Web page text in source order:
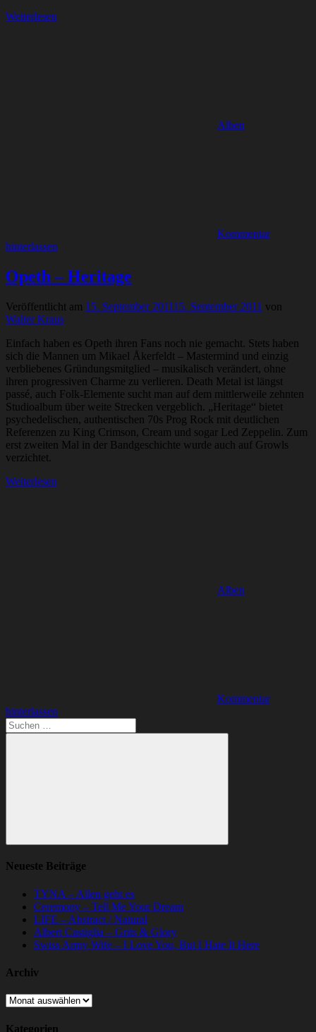
Weiterlesen
Alben
Kommentar
hinterlassen
Opeth – Heritage
Veröffentlicht am 15. September 201115. September 2011 von
Walter Kraus
Einfach haben es Opeth ihren Fans noch nie gemacht. Stets haben
sich die Mannen um Mikael Åkerfeldt – Mastermind und einzig
verbliebenes Gründungsmitglied – musikalisch verändert, ohne
ihren progressiven Charme zu verlieren. Death Metal ist längst
passé, auch Folk-Elemente sucht man auf dem mittlerweile zehnten
Studioalbum über weite Strecken vergeblich. „Heritage“ bietet
psychedelischen, authentischen 70s Prog Rock mit deutlichen
Referenzen zu King Crimson, Cream und sogar Led Zeppelin. Zum
erst zweiten Mal in der Bandgeschichte wurde auch auf Growls
verzichtet.
Weiterlesen
Alben
Kommentar
hinterlassen
Suchen
nach:
Suchen
Neueste Beiträge
TYNA – Allen geht es
Ceremony – Tell Me Your Dream
LIFE – Abstract / Natural
Albert Castiglia – Grits & Glory
Swiss Army Wife – I Love You, But I Hate It Here
Archiv
Archiv
Kategorien